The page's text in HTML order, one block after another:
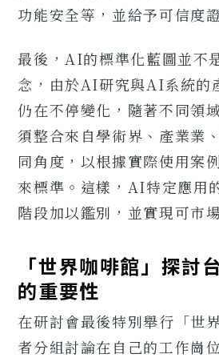
功能安全等，並給予可信度
最後，AI的標準化藍圖並不
念，由於AI研究與AI系統的
仍在不停變化，隨著不同領
須整合來自學術界、產業業
同角度，以根據實際使用案
來標準。這樣，AI特定應用
階段加以鑑別，並實現可市
「世界咖啡館」探討
的重要性
在研討會最後特別舉行「世
者分組討論在自己的工作崗